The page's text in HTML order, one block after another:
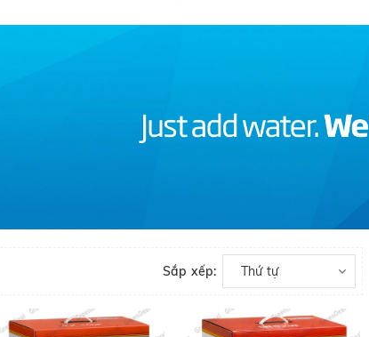
Sắp xếp: Thứ tự